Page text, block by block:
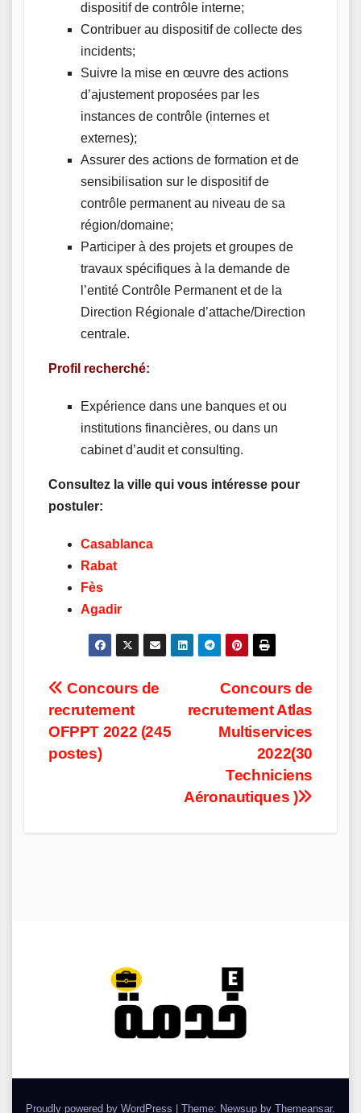
dispositif de contrôle interne;
Contribuer au dispositif de collecte des
incidents;
Suivre la mise en œuvre des actions
d’ajustement proposées par les
instances de contrôle (internes et
externes);
Assurer des actions de formation et de
sensibilisation sur le dispositif de
contrôle permanent au niveau de sa
région/domaine;
Participer à des projets et groupes de
travaux spécifiques à la demande de
l’entité Contrôle Permanent et de la
Direction Régionale d’attache/Direction
centrale.
Profil recherché:
Expérience dans une banques et ou
institutions financières, ou dans un
cabinet d’audit et consulting.
Consultez la ville qui vous intéresse pour
postuler:
Casablanca
Rabat
Fès
Agadir
Post
navigation
Concours de
recrutement Atlas
Multiservices
2022(30
Techniciens
Aéronautiques )
Concours de
recrutement
OFPPT 2022 (245
postes)
Proudly powered by WordPress | Theme: Newsup by Themeansar.